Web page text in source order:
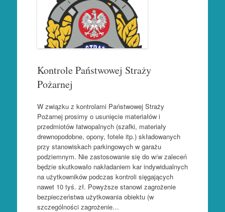
Kontrole Państwowej Straży
Pożarnej
W związku z kontrolami Państwowej Straży
Pożarnej prosimy o usunięcie materiałów i
przedmiotów łatwopalnych (szafki, materiały
drewnopodobne, opony, fotele itp.) składowanych
przy stanowiskach parkingowych w garażu
podziemnym. Nie zastosowanie się do w/w zaleceń
będzie skutkowało nakładaniem kar indywidualnych
na użytkowników podczas kontroli sięgających
nawet 10 tyś. zł. Powyższe stanowi zagrożenie
bezpieczeństwa użytkowania obiektu (w
szczególności zagrożenie…